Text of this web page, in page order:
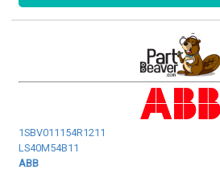
1SBV011154R1211
LS40M54B11
ABB